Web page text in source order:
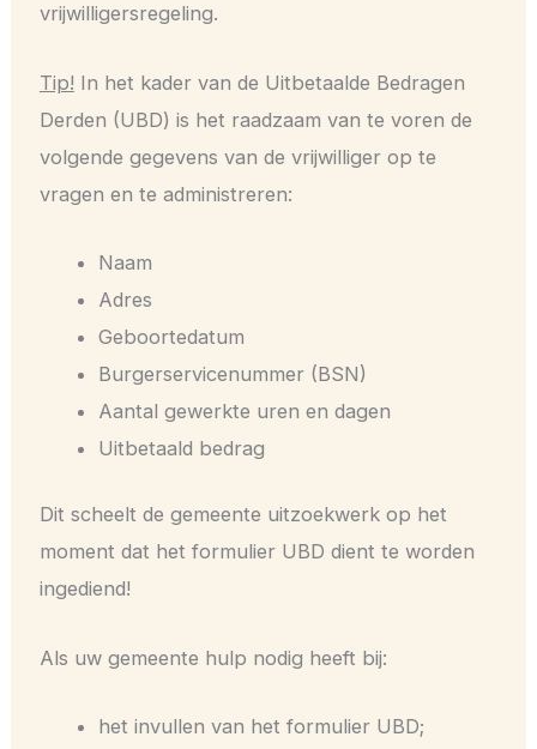
vrijwilligersregeling.
Tip! In het kader van de Uitbetaalde Bedragen
Derden (UBD) is het raadzaam van te voren de
volgende gegevens van de vrijwilliger op te
vragen en te administreren:
Naam
Adres
Geboortedatum
Burgerservicenummer (BSN)
Aantal gewerkte uren en dagen
Uitbetaald bedrag
Dit scheelt de gemeente uitzoekwerk op het
moment dat het formulier UBD dient te worden
ingediend!
Als uw gemeente hulp nodig heeft bij:
het invullen van het formulier UBD;